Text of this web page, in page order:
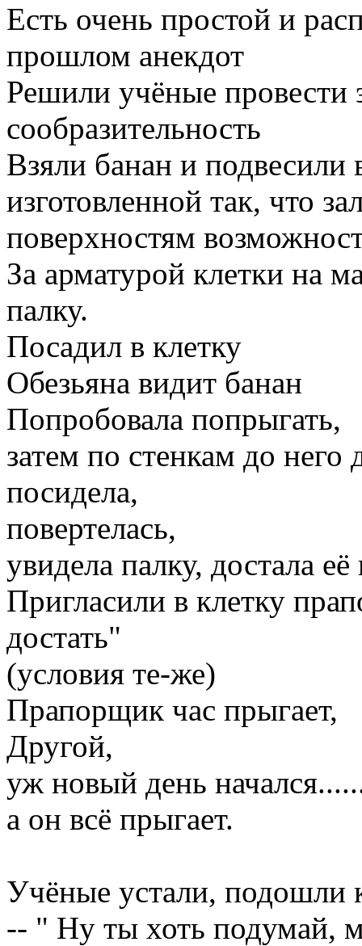
Есть очень простой и
прошлом анекдот
Решили учёные провести
сообразительность
Взяли банан и подвесили
изготовленной так, что
поверхностям
За арматурой клетки на
палку.
Посадил в клетку
Обезьяна видит банан
Попробовала попрыгать,
затем по стенкам до него
посидела,
повертелась,
увидела палку, достала
Пригласили в клетку
достать"
(условия те-же)
Прапорщик час прыгает,
Другой,
уж новый день
а он всё прыгает.
Учёные устали, подошли
-- " Ну ты хоть подумай,